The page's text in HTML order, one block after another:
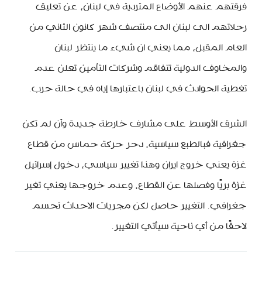
فرقتهم عنهم الأوضاع المتردية في لبنان، عن تعليق
رحلاتهم الى لبنان الى منتصف شهر كانون الثاني من
العام المقبل، مما يعني ان شيء ما ينتظر لبنان
والمخاوف الدولية تتفاقم وشركات التأمين تعلن عدم
تغطية الحوادث في لبنان باعتبارها إياه في حالة حرب.
الشرق الأوسط على مشارف خارطة جديدة وأن لم تكن
جغرافية فبالطبع سياسية، دحر حركة حماس من قطاع
غزة يعني خروج ايران وهذا تغيير سياسي، دخول إسرائيل
غزة بريًا وفصلها عن القطاع، وعدم خروجها يعني تغير
جغرافي. التغيير حاصل لكن مجريات الاحداث تحسم
لاحقًا من أي ناحية سيأتي التغيير.